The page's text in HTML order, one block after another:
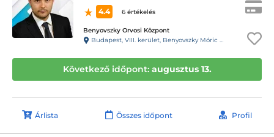
4.4 6 értékelés
Benyovszky Orvosi Központ
Budapest, VIII. kerület, Benyovszky Móric utca 10.
Következő időpont: augusztus 13.
Árlista Összes időpont Profil